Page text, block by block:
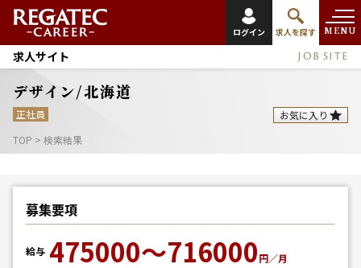
ログイン 求人を探す MENU
求人サイト JOB SITE
デザイン/北海道
正社員
お気に入り
TOP > 検索結果
募集要項
給与 475000～716000円／月